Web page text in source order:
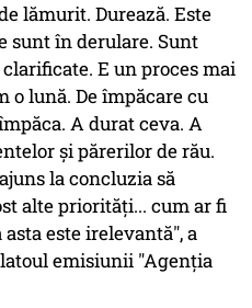
lămurit. Durează. Este
sunt în derulare. Sunt
E un proces mai
o lună. De împăcare cu
A durat ceva. A
şi părerilor de rău.
la concluzia să
alte priorităţi... cum ar fi
este irelevantă", a
emisiunii "Agenţia